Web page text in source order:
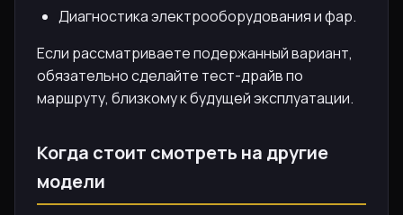
Диагностика электрооборудования и фар.
Если рассматриваете подержанный вариант,
обязательно сделайте тест-драйв по
маршруту, близкому к будущей эксплуатации.
Когда стоит смотреть на другие
модели